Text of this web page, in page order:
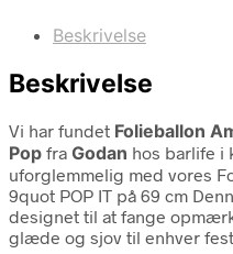
Beskrivelse
Beskrivelse
Vi har fundet Folieballon
Pop fra Godan hos barlife i
uforglemmelig med vores
9quot POP IT på 69 cm
designet til at fange
glæde og sjov til enhver